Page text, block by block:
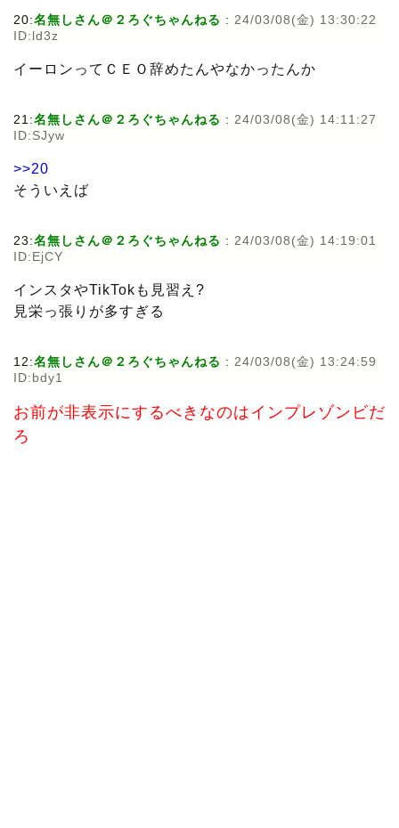
20:名無しさん＠２ろぐちゃんねる : 24/03/08(金) 13:30:22
ID:ld3z
イーロンってＣＥＯ辞めたんやなかったんか
21:名無しさん＠２ろぐちゃんねる : 24/03/08(金) 14:11:27
ID:SJyw
>>20
そういえば
23:名無しさん＠２ろぐちゃんねる : 24/03/08(金) 14:19:01
ID:EjCY
インスタやTikTokも見習え?
見栄っ張りが多すぎる
12:名無しさん＠２ろぐちゃんねる : 24/03/08(金) 13:24:59
ID:bdy1
お前が非表示にするべきなのはインプレゾンビだ
ろ